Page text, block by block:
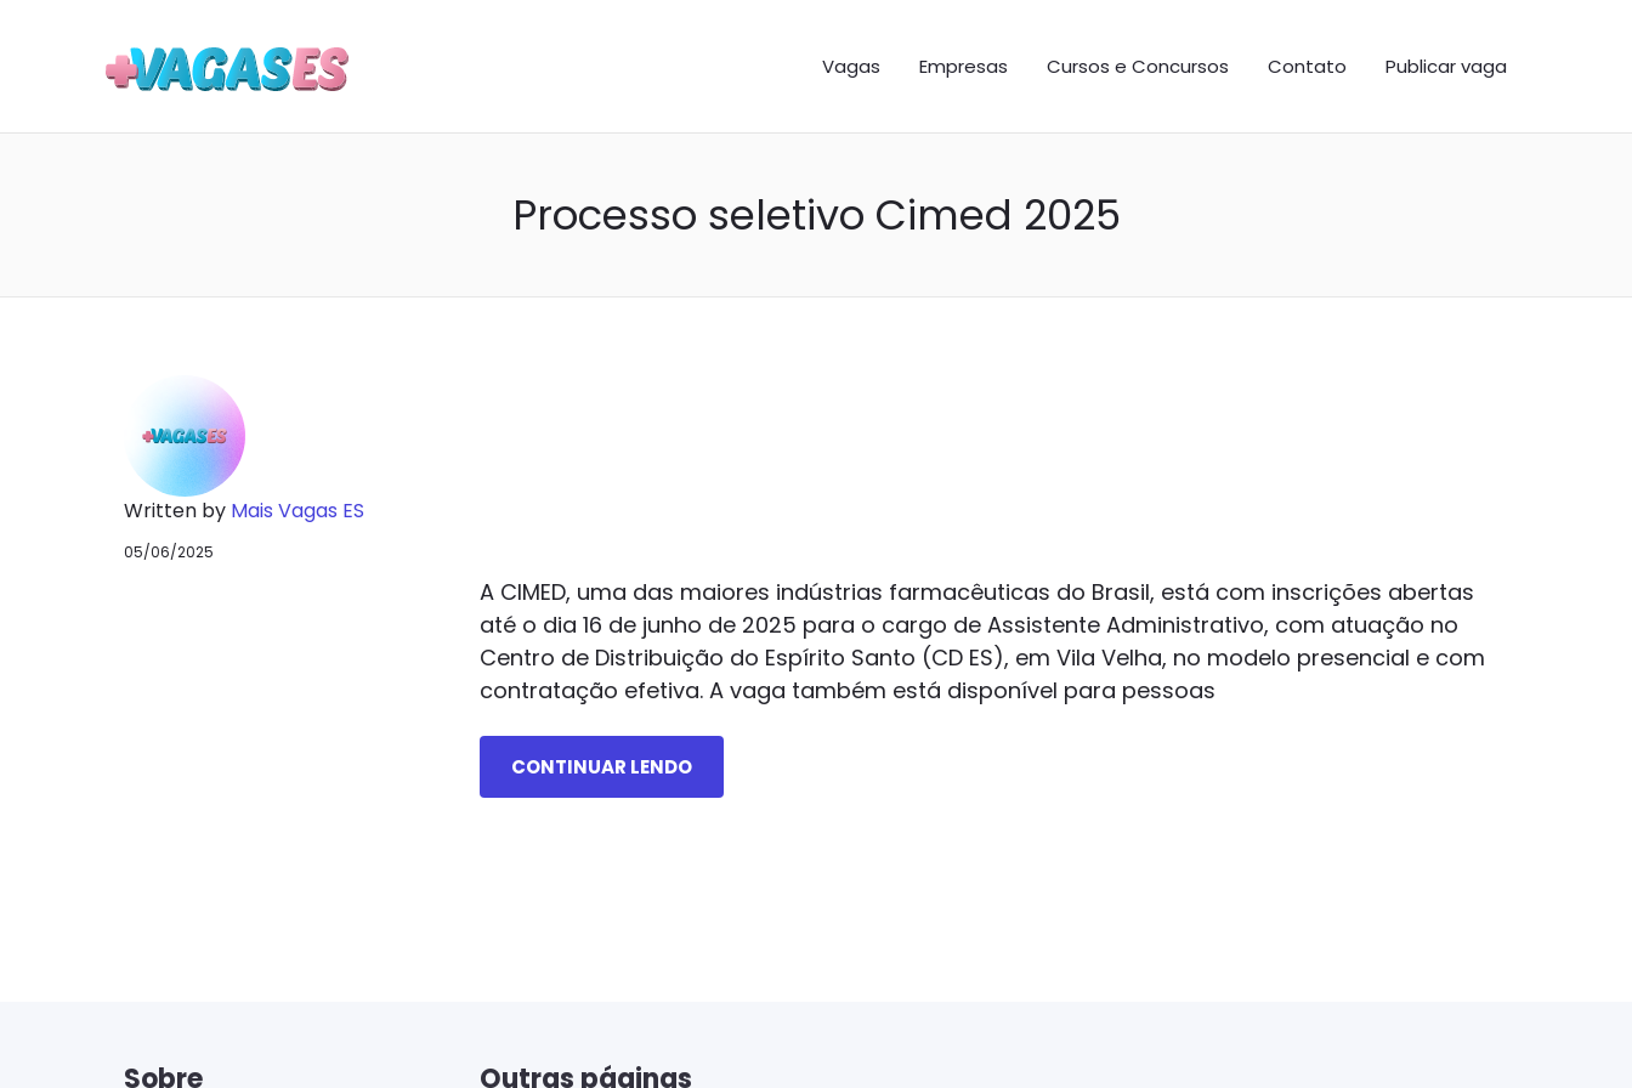
Vagas Empresas Cursos e Concursos Contato Publicar vaga
Processo seletivo Cimed 2025
Written by Mais Vagas ES
05/06/2025
A CIMED, uma das maiores indústrias farmacêuticas do Brasil, está com inscrições abertas
até o dia 16 de junho de 2025 para o cargo de Assistente Administrativo, com atuação no
Centro de Distribuição do Espírito Santo (CD ES), em Vila Velha, no modelo presencial e com
contratação efetiva. A vaga também está disponível para pessoas
CONTINUAR LENDO
Sobre Outras páginas